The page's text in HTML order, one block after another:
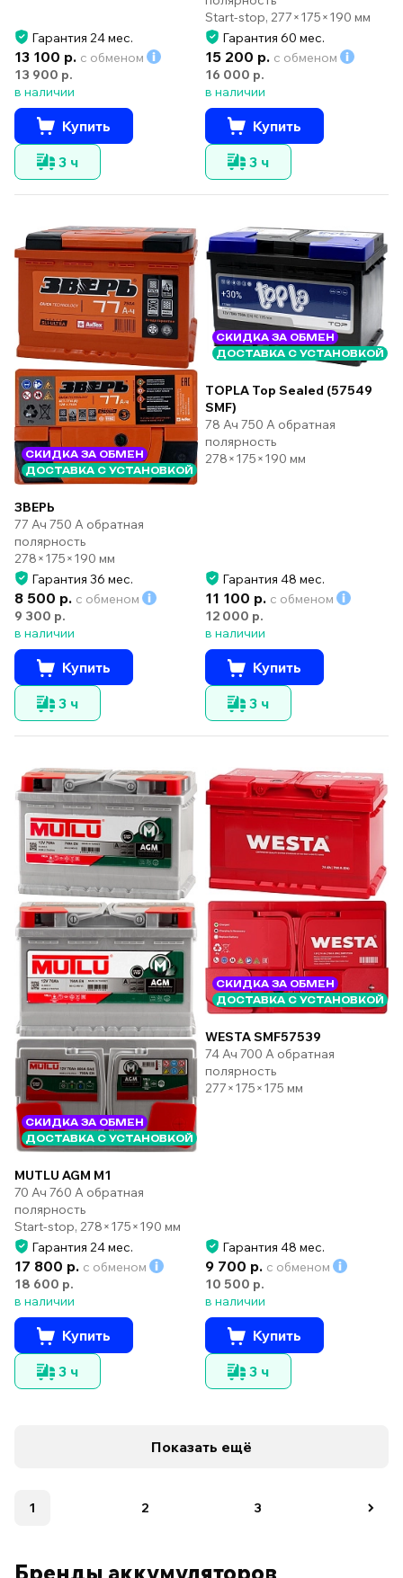
Гарантия 24 мес.
13 100 р. с обменом
13 900 р.
в наличии
Купить
3 ч
Start-stop, 277×175×190 мм
Гарантия 60 мес.
15 200 р. с обменом
16 000 р.
в наличии
Купить
3 ч
СКИДКА ЗА ОБМЕН
ДОСТАВКА С УСТАНОВКОЙ
ЗВЕРЬ
77 Ач 750 А обратная
полярность
278×175×190 мм
Гарантия 36 мес.
8 500 р. с обменом
9 300 р.
в наличии
Купить
3 ч
СКИДКА ЗА ОБМЕН
ДОСТАВКА С УСТАНОВКОЙ
TOPLA Top Sealed (57549
SMF)
78 Ач 750 А обратная
полярность
278×175×190 мм
Гарантия 48 мес.
11 100 р. с обменом
12 000 р.
в наличии
Купить
3 ч
СКИДКА ЗА ОБМЕН
ДОСТАВКА С УСТАНОВКОЙ
MUTLU AGM M1
70 Ач 760 А обратная
полярность
Start-stop, 278×175×190 мм
Гарантия 24 мес.
17 800 р. с обменом
18 600 р.
в наличии
Купить
3 ч
СКИДКА ЗА ОБМЕН
ДОСТАВКА С УСТАНОВКОЙ
WESTA SMF57539
74 Ач 700 А обратная
полярность
277×175×175 мм
Гарантия 48 мес.
9 700 р. с обменом
10 500 р.
в наличии
Купить
3 ч
Показать ещё
1 2 3